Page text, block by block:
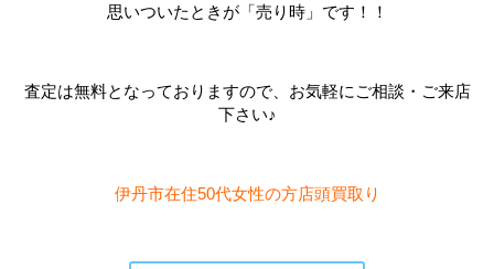
思いついたときが「売り時」です！！
査定は無料となっておりますので、お気軽にご相談・ご来店
下さい♪
伊丹市在住50代女性の方店頭買取り